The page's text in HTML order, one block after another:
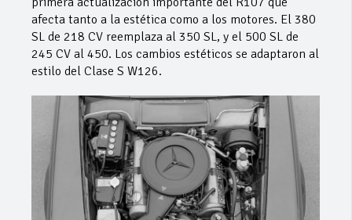
afecta tanto a la estética como a los motores. El 380
SL de 218 CV reemplaza al 350 SL, y el 500 SL de
245 CV al 450. Los cambios estéticos se adaptaron al
estilo del Clase S W126.